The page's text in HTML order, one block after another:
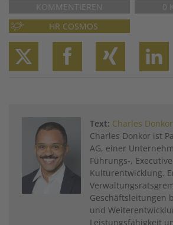
KOMMENTIEREN
0
HR COSMOS
Text: Charles Donkor
Charles Donkor ist
AG, einer
Führungs-,
Kulturentwicklung.
Geschäftsleitungen
und
Leistungsfähigkeit